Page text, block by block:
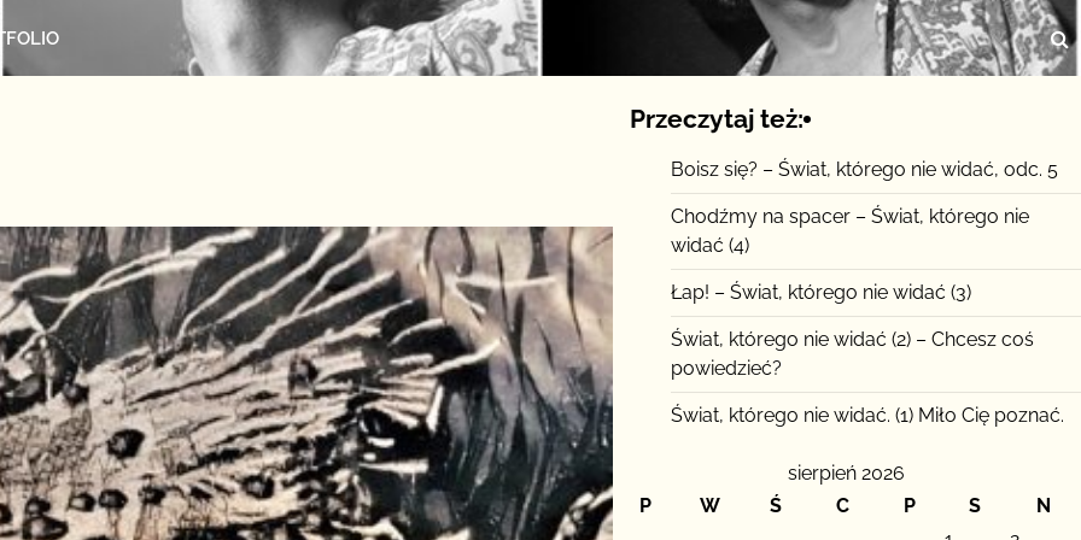
Przeczytaj też:
Boisz się? – Świat, którego nie widać, odc. 5
Chodźmy na spacer – Świat, którego nie
widać (4)
Łap! – Świat, którego nie widać (3)
Świat, którego nie widać (2) – Chcesz coś
powiedzieć?
Świat, którego nie widać. (1) Miło Cię poznać.
sierpień 2026
P
W Ś C P S
N